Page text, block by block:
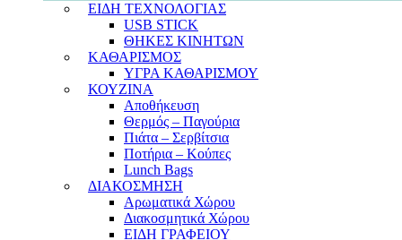
ΕΙΔΗ ΤΕΧΝΟΛΟΓΙΑΣ
USB STICK
ΘΗΚΕΣ ΚΙΝΗΤΩΝ
ΚΑΘΑΡΙΣΜΟΣ
ΥΓΡΑ ΚΑΘΑΡΙΣΜΟΥ
ΚΟΥΖΙΝΑ
Αποθήκευση
Θερμός – Παγούρια
Πιάτα – Σερβίτσια
Ποτήρια – Κούπες
Lunch Bags
ΔΙΑΚΟΣΜΗΣΗ
Αρωματικά Χώρου
Διακοσμητικά Χώρου
ΕΙΔΗ ΓΡΑΦΕΙΟΥ